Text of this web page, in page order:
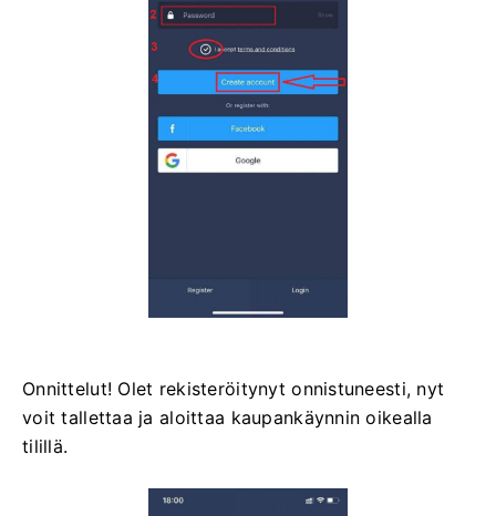
Onnittelut! Olet rekisteröitynyt onnistuneesti, nyt
voit tallettaa ja aloittaa kaupankäynnin oikealla
tilillä.